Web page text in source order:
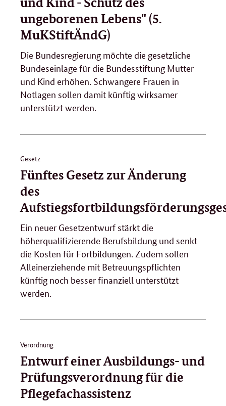
ungeborenen Lebens" (5.
MuKStiftÄndG)
Die Bundesregierung möchte die gesetzliche
Bundeseinlage für die Bundesstiftung Mutter
und Kind erhöhen. Schwangere Frauen in
Notlagen sollen damit künftig wirksamer
unterstützt werden.
Gesetz
Fünftes Gesetz zur Änderung
des
Ein neuer Gesetzentwurf stärkt die
höherqualifizierende Berufsbildung und senkt
die Kosten für Fortbildungen. Zudem sollen
Alleinerziehende mit Betreuungspflichten
künftig noch besser finanziell unterstützt
werden.
Verordnung
Entwurf einer Ausbildungs- und
Prüfungsverordnung für die
Pflegefachassistenz